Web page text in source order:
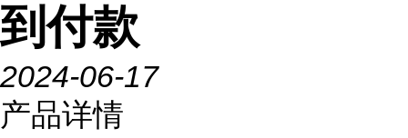
到付款
2024-06-17
产品详情